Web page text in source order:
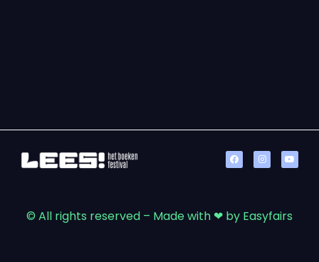
© All rights reserved – Made with ❤ by Easyfairs